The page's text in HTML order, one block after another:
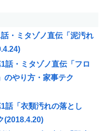
・ミタゾノ直伝「泥汚れ
話・ミタゾノ直伝「フロ
のやり方・家事テク
話「衣類汚れの落とし
(2018.4.20)